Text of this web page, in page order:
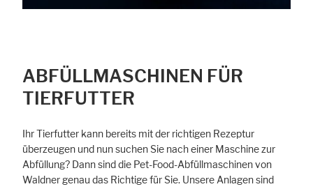
ABFÜLLMASCHINEN FÜR
TIERFUTTER
Ihr Tierfutter kann bereits mit der richtigen Rezeptur
überzeugen und nun suchen Sie nach einer Maschine zur
Abfüllung? Dann sind die Pet-Food-Abfüllmaschinen von
Waldner genau das Richtige für Sie. Unsere Anlagen sind